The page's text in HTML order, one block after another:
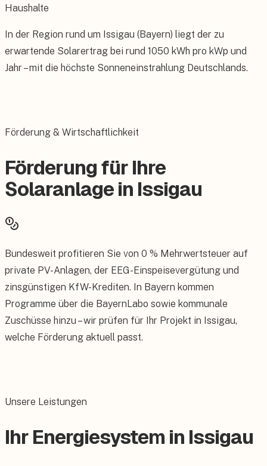
Haushalte
In der Region rund um Issigau (Bayern) liegt der zu
erwartende Solarertrag bei rund 1050 kWh pro kWp und
Jahr – mit die höchste Sonneneinstrahlung Deutschlands.
Förderung & Wirtschaftlichkeit
Förderung für Ihre
Solaranlage in Issigau
Bundesweit profitieren Sie von 0 % Mehrwertsteuer auf
private PV-Anlagen, der EEG-Einspeisevergütung und
zinsgünstigen KfW-Krediten. In Bayern kommen
Programme über die BayernLabo sowie kommunale
Zuschüsse hinzu – wir prüfen für Ihr Projekt in Issigau,
welche Förderung aktuell passt.
Unsere Leistungen
Ihr Energiesystem in Issigau